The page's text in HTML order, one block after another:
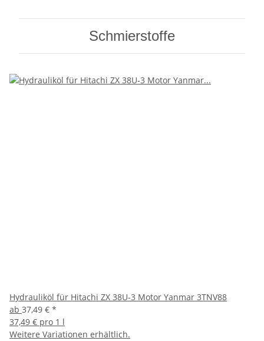
Schmierstoffe
Hydrauliköl für Hitachi ZX 38U-3 Motor Yanmar 3TNV88
ab 37,49 € *
37,49 € pro 1 l
Weitere Variationen erhältlich.